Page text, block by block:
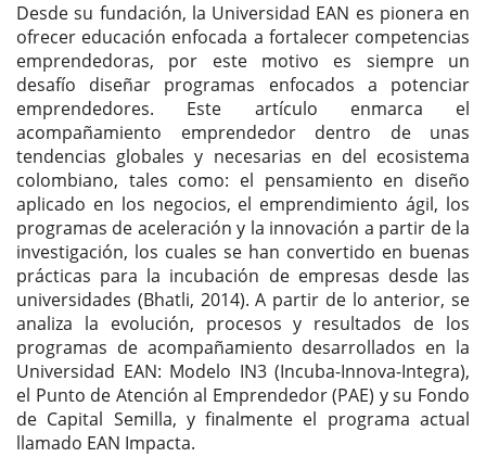
Desde su fundación, la Universidad EAN es pionera en
ofrecer educación enfocada a fortalecer competencias
emprendedoras, por este motivo es siempre un
desafío diseñar programas enfocados a potenciar
emprendedores. Este artículo enmarca el
acompañamiento emprendedor dentro de unas
tendencias globales y necesarias en del ecosistema
colombiano, tales como: el pensamiento en diseño
aplicado en los negocios, el emprendimiento ágil, los
programas de aceleración y la innovación a partir de la
investigación, los cuales se han convertido en buenas
prácticas para la incubación de empresas desde las
universidades (Bhatli, 2014). A partir de lo anterior, se
analiza la evolución, procesos y resultados de los
programas de acompañamiento desarrollados en la
Universidad EAN: Modelo IN3 (Incuba-Innova-Integra),
el Punto de Atención al Emprendedor (PAE) y su Fondo
de Capital Semilla, y finalmente el programa actual
llamado EAN Impacta.